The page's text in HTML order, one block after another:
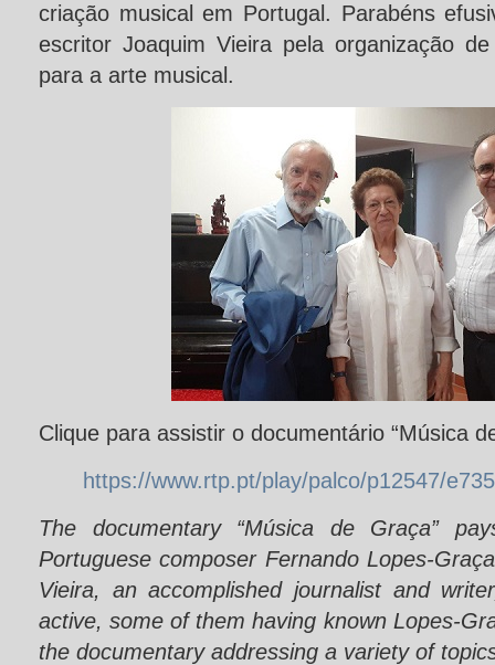
criação musical em Portugal. Parabéns
escritor Joaquim Vieira pela organização
para a arte musical.
Clique para assistir o documentário “Música
https://www.rtp.pt/play/palco/p12547/
The documentary“Música de Graça”
Portuguese composer Fernando Lopes-
Vieira, an accomplished journalist and
active,some of them having known Lopes-
the documentary addressing a variety of